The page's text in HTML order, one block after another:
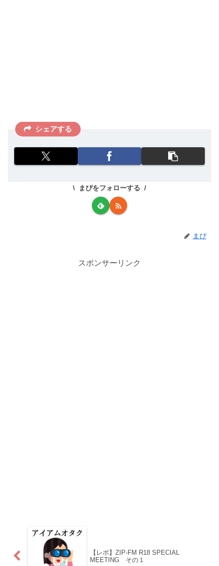
シェアする
まぴをフォローする
まぴ
スポンサーリンク
【レポ】ZIP-FM R18 SPECIAL
MEETING その１